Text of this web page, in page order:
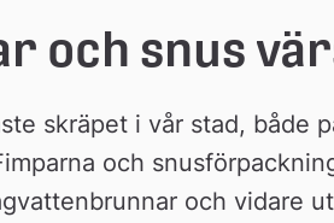
och snus
skräpet i vår stad, både
och
och vidare